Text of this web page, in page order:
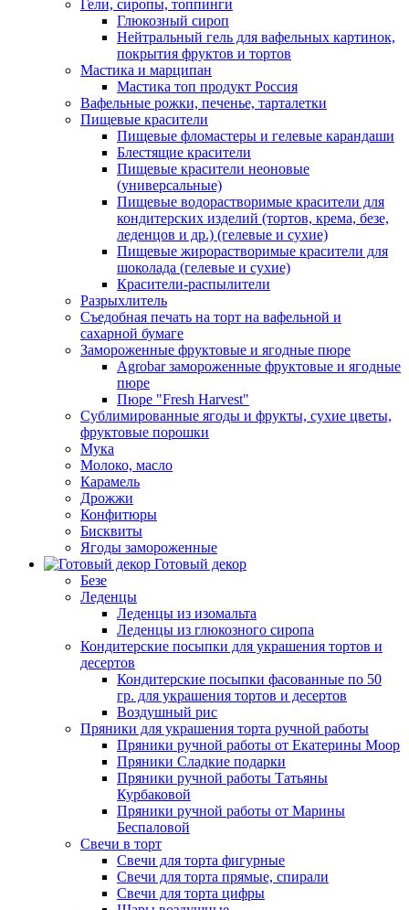
Гели, сиропы, топпинги
Глюкозный сироп
Нейтральный гель для вафельных картинок,
покрытия фруктов и тортов
Мастика и марципан
Мастика топ продукт Россия
Вафельные рожки, печенье, тарталетки
Пищевые красители
Пищевые фломастеры и гелевые карандаши
Блестящие красители
Пищевые красители неоновые
(универсальные)
Пищевые водорастворимые красители для
кондитерских изделий (тортов, крема, безе,
леденцов и др.) (гелевые и сухие)
Пищевые жирорастворимые красители для
шоколада (гелевые и сухие)
Красители-распылители
Разрыхлитель
Съедобная печать на торт на вафельной и
сахарной бумаге
Замороженные фруктовые и ягодные пюре
Agrobar замороженные фруктовые и ягодные
пюре
Пюре "Fresh Harvest"
Сублимированные ягоды и фрукты, сухие цветы,
фруктовые порошки
Мука
Молоко, масло
Карамель
Дрожжи
Конфитюры
Бисквиты
Ягоды замороженные
Готовый декор
Безе
Леденцы
Леденцы из изомальта
Леденцы из глюкозного сиропа
Кондитерские посыпки для украшения тортов и
десертов
Кондитерские посыпки фасованные по 50
гр. для украшения тортов и десертов
Воздушный рис
Пряники для украшения торта ручной работы
Пряники ручной работы от Екатерины Моор
Пряники Сладкие подарки
Пряники ручной работы Татьяны
Курбаковой
Пряники ручной работы от Марины
Беспаловой
Свечи в торт
Свечи для торта фигурные
Свечи для торта прямые, спирали
Свечи для торта цифры